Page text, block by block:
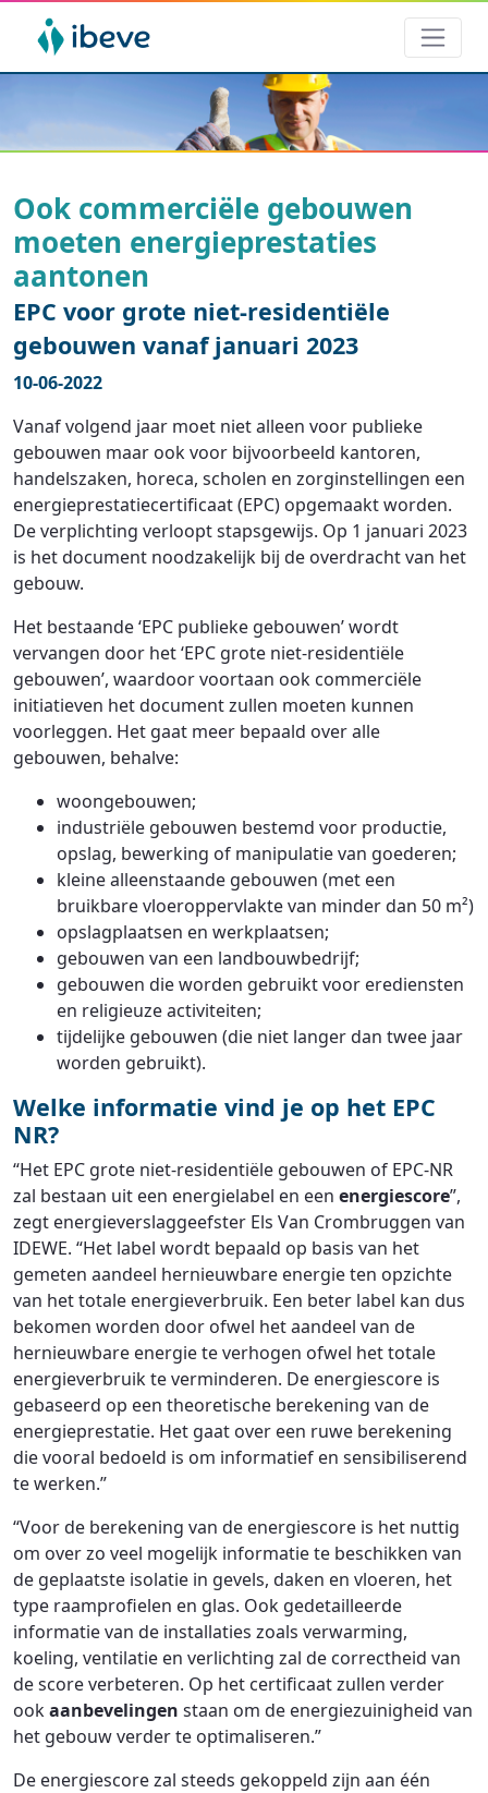
Ook commerciële gebouwen
moeten energieprestaties
aantonen
EPC voor grote niet-residentiële
gebouwen vanaf januari 2023
10-06-2022
Vanaf volgend jaar moet niet alleen voor publieke
gebouwen maar ook voor bijvoorbeeld kantoren,
handelszaken, horeca, scholen en zorginstellingen een
energieprestatiecertificaat (EPC) opgemaakt worden.
De verplichting verloopt stapsgewijs. Op 1 januari 2023
is het document noodzakelijk bij de overdracht van het
gebouw.
Het bestaande ‘EPC publieke gebouwen’ wordt
vervangen door het ‘EPC grote niet-residentiële
gebouwen’, waardoor voortaan ook commerciële
initiatieven het document zullen moeten kunnen
voorleggen. Het gaat meer bepaald over alle
gebouwen, behalve:
woongebouwen;
industriële gebouwen bestemd voor productie,
opslag, bewerking of manipulatie van goederen;
kleine alleenstaande gebouwen (met een
bruikbare vloeroppervlakte van minder dan 50 m²)
opslagplaatsen en werkplaatsen;
gebouwen van een landbouwbedrijf;
gebouwen die worden gebruikt voor erediensten
en religieuze activiteiten;
tijdelijke gebouwen (die niet langer dan twee jaar
worden gebruikt).
Welke informatie vind je op het EPC
NR?
“Het EPC grote niet-residentiële gebouwen of EPC-NR
zal bestaan uit een energielabel en een energiescore”,
zegt energieverslaggeefster Els Van Crombruggen van
IDEWE. “Het label wordt bepaald op basis van het
gemeten aandeel hernieuwbare energie ten opzichte
van het totale energieverbruik. Een beter label kan dus
bekomen worden door ofwel het aandeel van de
hernieuwbare energie te verhogen ofwel het totale
energieverbruik te verminderen. De energiescore is
gebaseerd op een theoretische berekening van de
energieprestatie. Het gaat over een ruwe berekening
die vooral bedoeld is om informatief en sensibiliserend
te werken.”
“Voor de berekening van de energiescore is het nuttig
om over zo veel mogelijk informatie te beschikken van
de geplaatste isolatie in gevels, daken en vloeren, het
type raamprofielen en glas. Ook gedetailleerde
informatie van de installaties zoals verwarming,
koeling, ventilatie en verlichting zal de correctheid van
de score verbeteren. Op het certificaat zullen verder
ookaanbevelingen staan om de energiezuinigheid van
het gebouw verder te optimaliseren.”
De energiescore zal steeds gekoppeld zijn aan één